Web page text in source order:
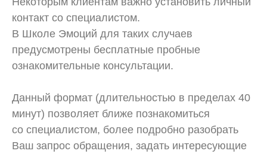
контакт со специалистом.
В Школе Эмоций для таких случаев
предусмотрены бесплатные пробные
ознакомительные консультации.
Данный формат (длительностью в пределах 40
минут) позволяет ближе познакомиться
со специалистом, более подробно разобрать
Ваш запрос обращения, задать интересующие